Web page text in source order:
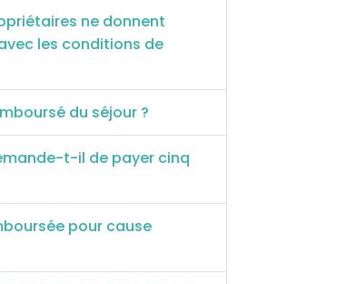
ne donnent
les conditions de
du séjour ?
t-il de payer cinq
pour cause